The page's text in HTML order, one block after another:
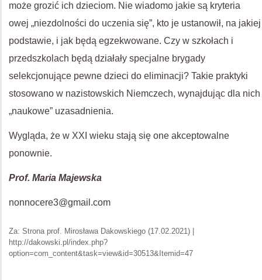
może grozić ich dzieciom. Nie wiadomo jakie są kryteria
owej „niezdolności do uczenia się”, kto je ustanowił, na jakiej
podstawie, i jak będą egzekwowane. Czy w szkołach i
przedszkolach będą działały specjalne brygady
selekcjonujące pewne dzieci do eliminacji? Takie praktyki
stosowano w nazistowskich Niemczech, wynajdując dla nich
„naukowe” uzasadnienia.
Wygląda, że w XXI wieku stają się one akceptowalne
ponownie.
Prof. Maria Majewska
nonnocere3@gmail.com
Za: Strona prof. Mirosława Dakowskiego (17.02.2021) |
http://dakowski.pl/index.php?
option=com_content&task=view&id=30513&Itemid=47